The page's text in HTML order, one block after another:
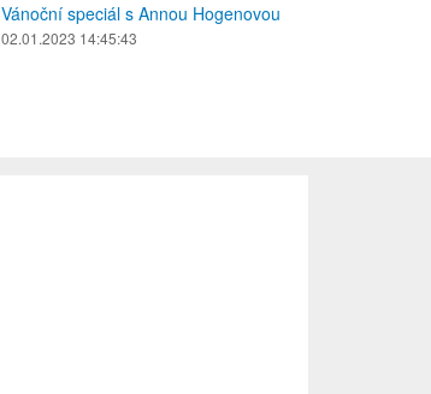
Vánoční speciál s Annou Hogenovou
02.01.2023 14:45:43